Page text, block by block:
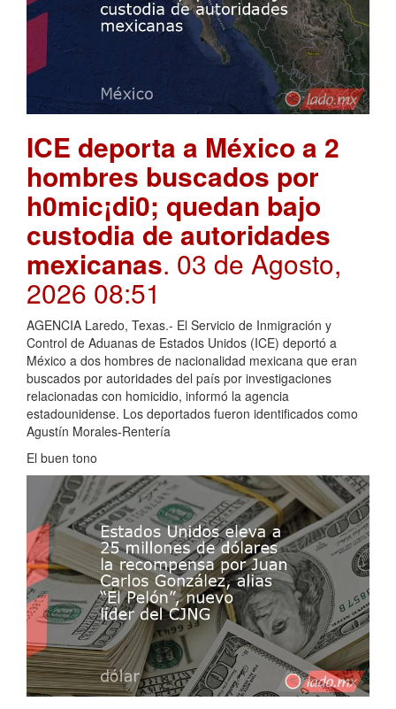
ICE deporta a México a 2
hombres buscados por
h0mic¡di0; quedan bajo
custodia de autoridades
mexicanas. 03 de Agosto,
2026 08:51
AGENCIA Laredo, Texas.- El Servicio de Inmigración y
Control de Aduanas de Estados Unidos (ICE) deportó a
México a dos hombres de nacionalidad mexicana que eran
buscados por autoridades del país por investigaciones
relacionadas con homicidio, informó la agencia
estadounidense. Los deportados fueron identificados como
Agustín Morales-Rentería
El buen tono